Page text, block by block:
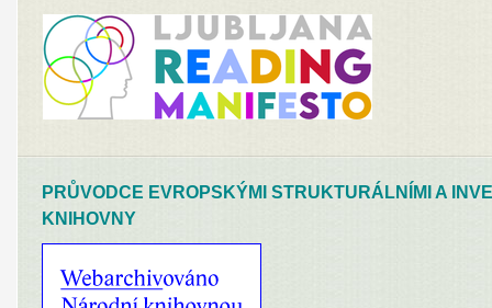
PRŮVODCE EVROPSKÝMI STRUKTURÁLNÍMI A
KNIHOVNY